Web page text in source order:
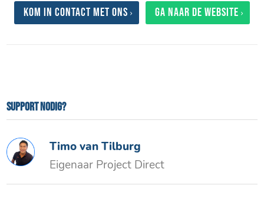
Kom in contact met ons Ga naar de website
Support nodig?
Timo van Tilburg
Eigenaar Project Direct